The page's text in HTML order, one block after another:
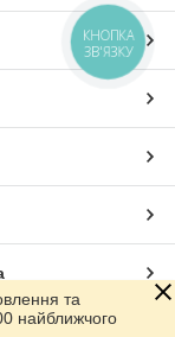
та
найближчого
КНОПКА
ЗВ'ЯЗКУ